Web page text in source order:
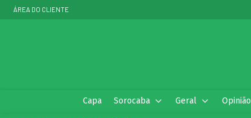
ÁREA DO CLIENTE
Capa Sorocaba Geral Opinião